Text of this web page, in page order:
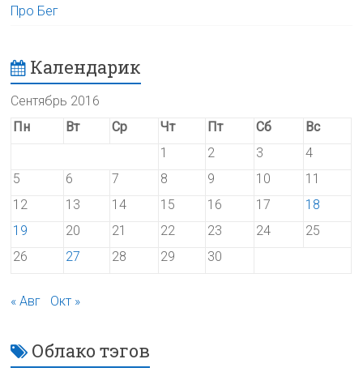
Про Бег
Календарик
Сентябрь 2016
Пн
Вт Ср Чт Пт Сб
Вс
1
2 3
4
5
6 7 8 9 10
11
12
13 14 15 16 17
18
19
20 21 22 23 24
25
26
27 28 29 30
« Авг Окт »
Облако тэгов